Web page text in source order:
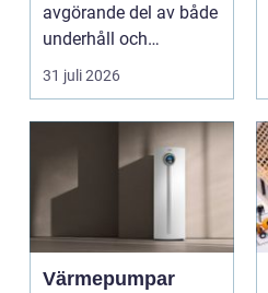
avgörande del av både
underhåll och
renovering. Färg, rost,
smu...
31 juli 2026
Värmepumpar